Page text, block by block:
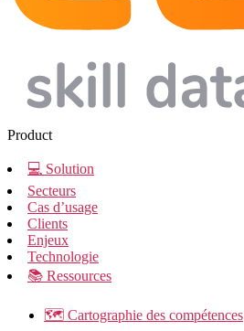
Product
💻 Solution
Secteurs
Cas d’usage
Clients
Enjeux
Technologie
📚 Ressources
🗺️ Cartographie des compétences